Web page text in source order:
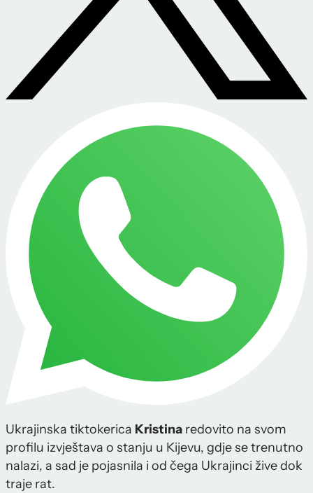
Ukrajinska tiktokerica Kristina redovito na svom
profilu izvještava o stanju u Kijevu, gdje se trenutno
nalazi, a sad je pojasnila i od čega Ukrajinci žive dok
traje rat.